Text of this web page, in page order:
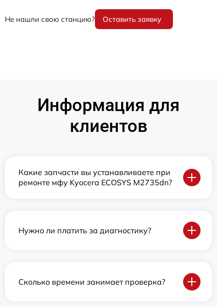
Не нашли свою станцию? Оставить заявку
Информация для
клиентов
Какие запчасти вы устанавливаете при
ремонте мфу Kyocera ECOSYS M2735dn?
Нужно ли платить за диагностику?
Сколько времени занимает проверка?